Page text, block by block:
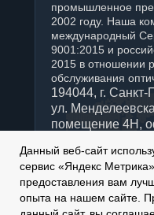
промышленное
2002 году. Наша
международный
9001:2015 и
2015 в отношении
обслуживания
194044, г. Санкт-
ул.
помещение 4Н,
+7 (812)
Отдел продаж:
sales@optotl.ru
По техническим
Данный веб-сайт
сервис «Яндекс
предоставления вам
опыта на нашем сайте.